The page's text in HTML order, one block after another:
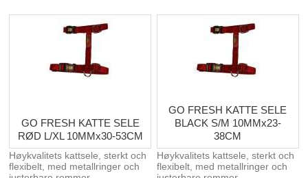
GO FRESH KATTE SELE
RØD L/XL 10MMx30-53CM
Høykvalitets kattsele, sterkt och
flexibelt, med metallringer och
GO FRESH KATTE SELE
BLACK S/M 10MMx23-
38CM
Høykvalitets kattsele, sterkt och
flexibelt, med metallringer och